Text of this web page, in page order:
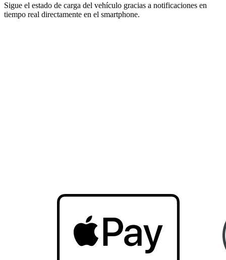
Sigue el estado de carga del vehículo gracias a notificaciones en
tiempo real directamente en el smartphone.